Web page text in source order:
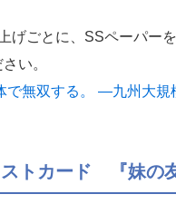
げごとに、SSペーパーを
い。
無双する。 ―九州大
トカード 『妹の友